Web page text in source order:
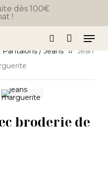
dès 100€
!
search
Cart
Pantalons / Jeans
Jean
broderie de